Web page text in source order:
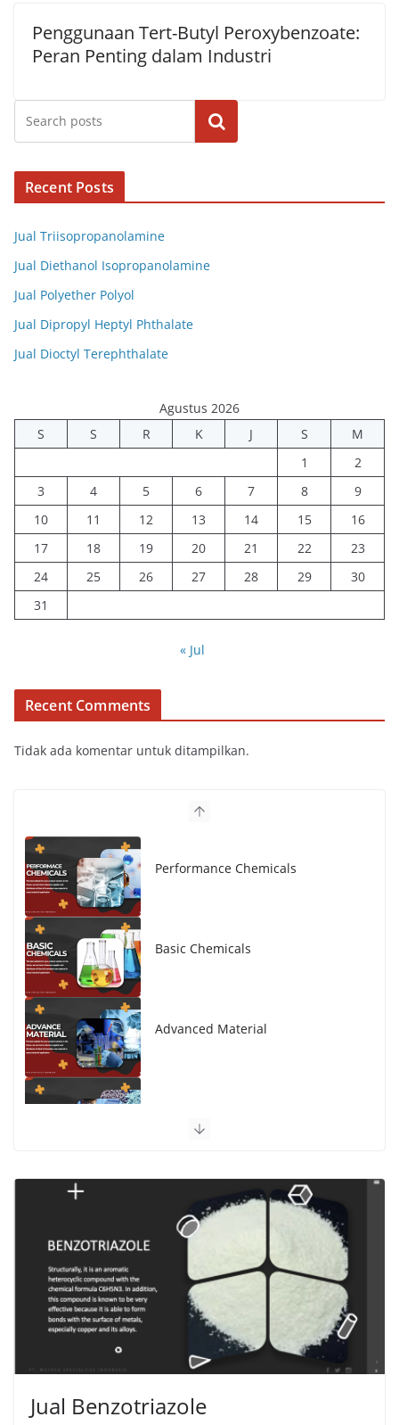
Penggunaan Tert-Butyl Peroxybenzoate:
Peran Penting dalam Industri
Cari
Recent Posts
Jual Triisopropanolamine
Jual Diethanol Isopropanolamine
Jual Polyether Polyol
Jual Dipropyl Heptyl Phthalate
Jual Dioctyl Terephthalate
Agustus 2026
S
S R K J S
M
1
2
3
4 5 6 7 8
9
10
11 12 13 14 15
16
17
18 19 20 21 22
23
24
25 26 27 28 29
30
31
« Jul
Recent Comments
Tidak ada komentar untuk ditampilkan.
Performance Chemicals
Basic Chemicals
Advanced Material
Jual Benzotriazole